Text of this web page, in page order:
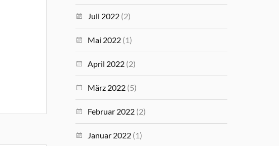
Juli 2022 (2)
Mai 2022 (1)
April 2022 (2)
März 2022 (5)
Februar 2022 (2)
Januar 2022 (1)